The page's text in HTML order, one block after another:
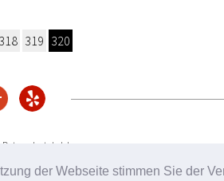
der Webseite stimmen Sie der
318 319 320
Datenschutzbelehrung